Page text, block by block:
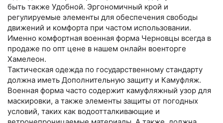
быть также Удобной. Эргономичный крой и
регулируемые элементы для обеспечения свободы
движений и комфорта при частом использовании.
Именно комфортная военная форма Черновцы всегда в
продаже по опт цене в нашем онлайн военторге
Хамелеон.
Тактическая одежда по государственному стандарту
должна иметь Дополнительную защиту и Камуфляж.
Военная форма часто содержит камуфляжный узор для
маскировки, а также элементы защиты от погодных
условий, таких как водоотталкивающие и